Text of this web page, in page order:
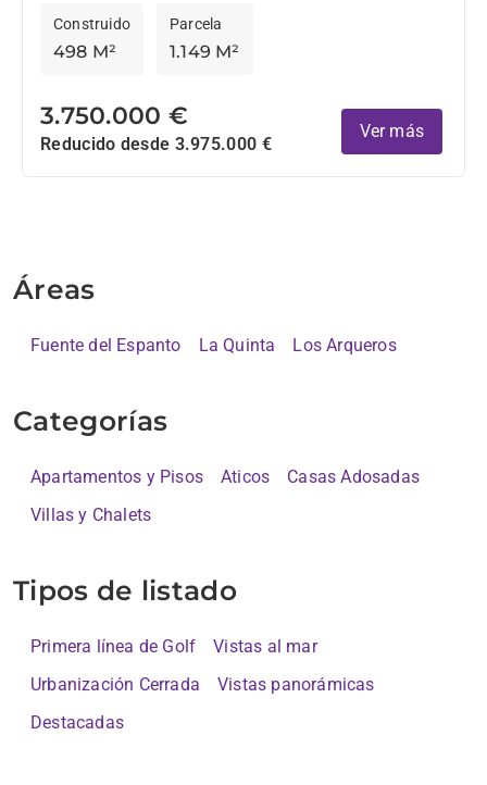
498 M²
Construido
1.149 M²
Parcela
3.750.000 €
Reducido desde 3.975.000 €
Ver más
Áreas
Fuente del Espanto La Quinta Los Arqueros
Categorías
Apartamentos y Pisos Aticos
Casas Adosadas
Villas y Chalets
Tipos de listado
Primera línea de Golf
Vistas al mar
Urbanización Cerrada
Vistas panorámicas
Destacadas